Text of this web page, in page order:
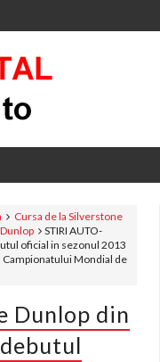
Cursa de la Silverstone
STIRI AUTO-
oficial in sezonul 2013
Campionatului Mondial de
Dunlop din